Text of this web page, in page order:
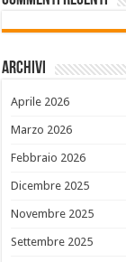
Archivi
Aprile 2026
Marzo 2026
Febbraio 2026
Dicembre 2025
Novembre 2025
Settembre 2025